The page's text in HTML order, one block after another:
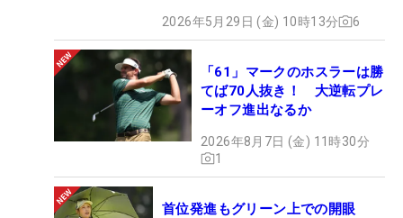
2026年5月29日 (金) 10時13分 6
「61」マークのホスラーは勝
てば70人抜き！ 大逆転プレ
ーオフ進出なるか
2026年8月7日 (金) 11時30分
1
首位発進もグリーン上での開眼